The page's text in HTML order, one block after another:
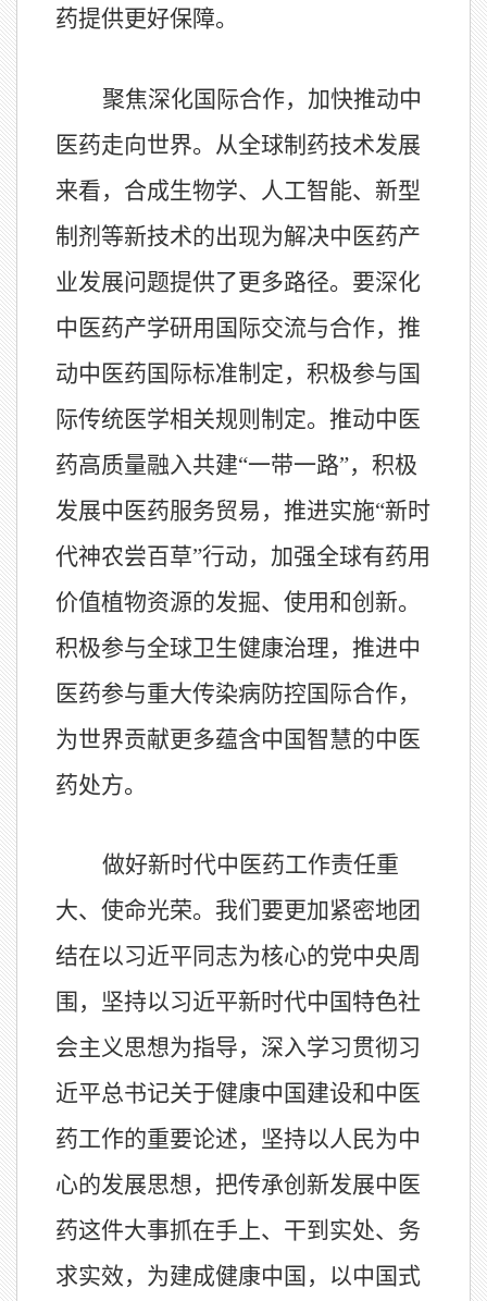
药提供更好保障。
聚焦深化国际合作，加快推动中
医药走向世界。从全球制药技术发展
来看，合成生物学、人工智能、新型
制剂等新技术的出现为解决中医药产
业发展问题提供了更多路径。要深化
中医药产学研用国际交流与合作，推
动中医药国际标准制定，积极参与国
际传统医学相关规则制定。推动中医
药高质量融入共建“一带一路”，积极
发展中医药服务贸易，推进实施“新时
代神农尝百草”行动，加强全球有药用
价值植物资源的发掘、使用和创新。
积极参与全球卫生健康治理，推进中
医药参与重大传染病防控国际合作，
为世界贡献更多蕴含中国智慧的中医
药处方。
做好新时代中医药工作责任重
大、使命光荣。我们要更加紧密地团
结在以习近平同志为核心的党中央周
围，坚持以习近平新时代中国特色社
会主义思想为指导，深入学习贯彻习
近平总书记关于健康中国建设和中医
药工作的重要论述，坚持以人民为中
心的发展思想，把传承创新发展中医
药这件大事抓在手上、干到实处、务
求实效，为建成健康中国，以中国式